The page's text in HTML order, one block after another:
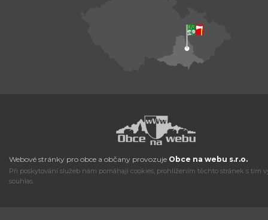
Webové stránky pro obce a občany provozuje Obce na webu s.r.o.
Při poskytování služeb nám pomáhají cookies, prohlížením těchto stránek s tím
souhlas.